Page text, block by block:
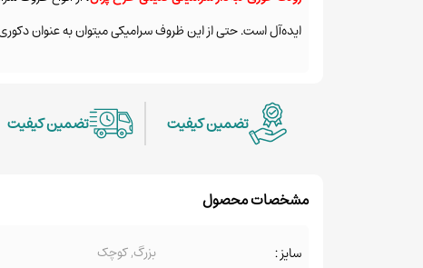
ایده‌آل است. حتی از اینظروف سرامیکیمیتوان به عنوان
تضمین کیفیت تضمین کیفیت
مشخصات محصول
سایز : بزرگ, کوچک